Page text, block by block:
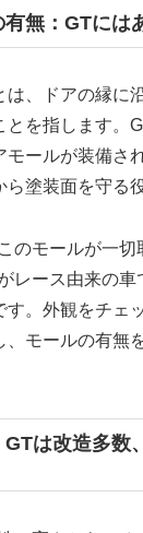
有無：GTには
は、ドアの縁に
とを指します。
モールが装備さ
塗装面を守る
のモールが一
レース由来の
す。外観をチェ
、モールの有無
は改造多数